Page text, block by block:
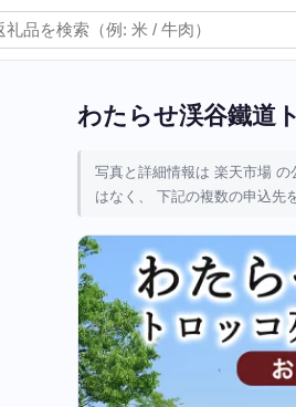
わたらせ渓谷鐵道
写真と詳細情報は 楽天市場
はなく、 下記の複数の申込先